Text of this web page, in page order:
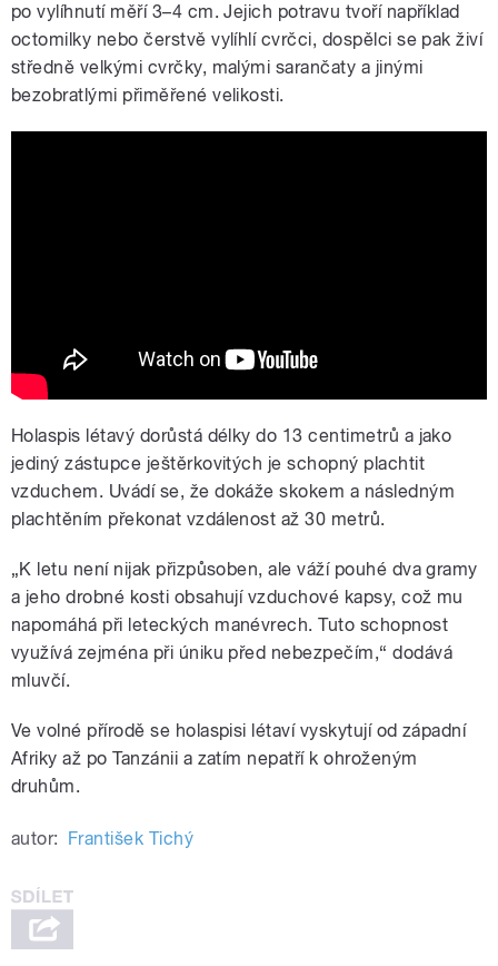
po vylíhnutí měří 3–4 cm. Jejich potravu tvoří například
octomilky nebo čerstvě vylíhlí cvrčci, dospělci se pak živí
středně velkými cvrčky, malými sarančaty a jinými
bezobratlými přiměřené velikosti.
Holaspis létavý dorůstá délky do 13 centimetrů a jako
jediný zástupce ještěrkovitých je schopný plachtit
vzduchem. Uvádí se, že dokáže skokem a následným
plachtěním překonat vzdálenost až 30 metrů.
„K letu není nijak přizpůsoben, ale váží pouhé dva gramy
a jeho drobné kosti obsahují vzduchové kapsy, což mu
napomáhá při leteckých manévrech. Tuto schopnost
využívá zejména při úniku před nebezpečím,“ dodává
mluvčí.
Ve volné přírodě se holaspisi létaví vyskytují od západní
Afriky až po Tanzánii a zatím nepatří k ohroženým
druhům.
autor: František Tichý